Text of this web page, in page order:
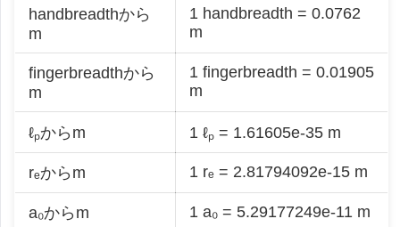
handbreadthから
m
1 handbreadth = 0.0762
m
fingerbreadthから
m
1 fingerbreadth = 0.01905
m
ℓₚからm 1 ℓₚ = 1.61605e-35 m
rₑからm 1 rₑ = 2.81794092e-15 m
a₀からm 1 a₀ = 5.29177249e-11 m